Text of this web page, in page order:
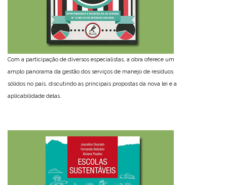
Com a participação de diversos especialistas, a obra oferece um
amplo panorama da gestão dos serviços de manejo de resíduos
sólidos no país, discutindo as principais propostas da nova lei e a
aplicabilidade delas.